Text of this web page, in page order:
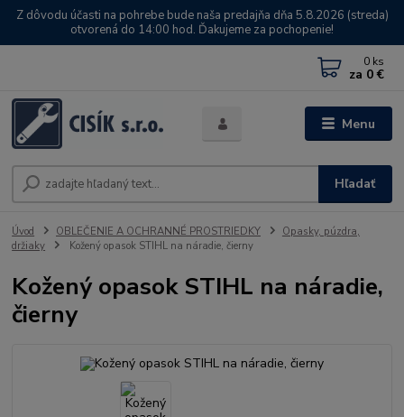
Z dôvodu účasti na pohrebe bude naša predajňa dňa 5.8.2026 (streda)
otvorená do 14:00 hod. Ďakujeme za pochopenie!
Menu
Hľadať
0 ks
za 0 €
Úvod OBLEČENIE A OCHRANNÉ PROSTRIEDKY
Opasky, púzdra,
držiaky
Kožený opasok STIHL na náradie, čierny
Kožený opasok STIHL na náradie,
čierny